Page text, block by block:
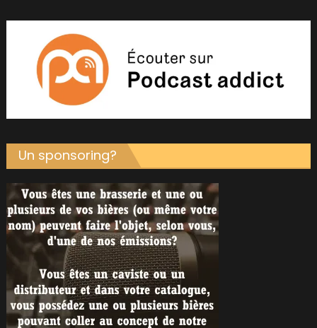
Un sponsoring?